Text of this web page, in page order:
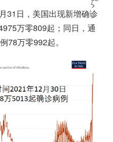
>
31日，美国出现新增确诊
万零809起；同日，通
78万零992起。